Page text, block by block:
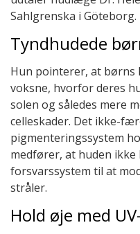
Sahlgrenska i Göteborg.
Tyndhudede
Hun pointerer, at børns
voksne, hvorfor deres
solen og således mere
celleskader. Det ikke-
pigmenteringssystem
medfører, at huden
forsvarssystem til at
stråler.
Hold øje med